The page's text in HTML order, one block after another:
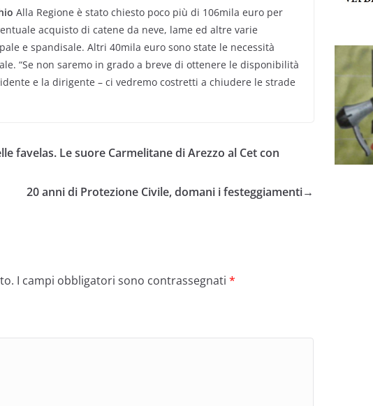
Alla Regione è stato chiesto poco più di 106mila euro per
acquisto di catene da neve, lame ed altre varie
e spandisale. Altri 40mila euro sono state le necessità
“Se non saremo in grado a breve di ottenere le disponibilità
e la dirigente – ci vedremo costretti a chiudere le strade
favelas. Le suore Carmelitane di Arezzo al Cet con
20 anni di Protezione Civile, domani i festeggiamenti→
I campi obbligatori sono contrassegnati *